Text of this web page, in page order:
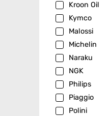
Kroon Oil
Kymco
Malossi
Michelin
Naraku
NGK
Philips
Piaggio
Polini